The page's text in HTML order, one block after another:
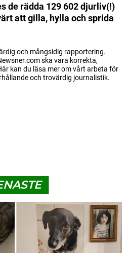
de rädda 129 602 djurliv(!)
att gilla, hylla och sprida
och mångsidig rapportering.
ska vara korrekta,
kan du läsa mer om vårt arbeta för
och trovärdig journalistik.